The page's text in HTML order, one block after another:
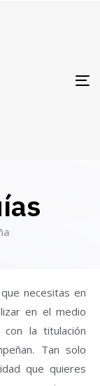
necesitas en
en el medio
con la titulación
Tan solo
que quieres